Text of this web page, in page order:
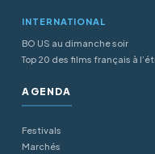
INTERNATIONAL
BO US au dimanche soir
Top 20 des films français à
AGENDA
Festivals
Marchés